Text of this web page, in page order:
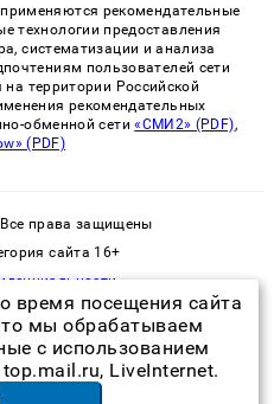
рекомендательные
технологии предоставления
систематизации и анализа
пользователей сети
территории Российской
рекомендательных
обменной сети«СМИ2» (PDF),
(PDF)
права защищены
сайта 16+
время посещения сайта
мы обрабатываем
с использованием
LiveInternet.